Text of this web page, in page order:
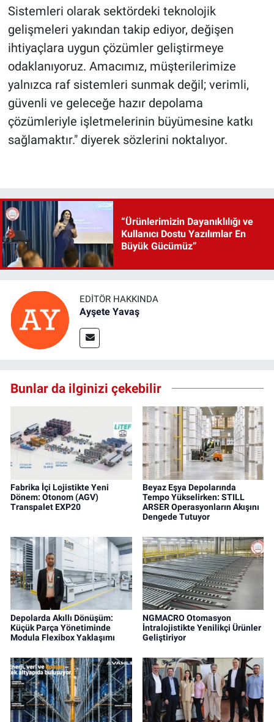
Sistemleri olarak sektördeki teknolojik
gelişmeleri yakından takip ediyor, değişen
ihtiyaçlara uygun çözümler geliştirmeye
odaklanıyoruz. Amacımız, müşterilerimize
yalnızca raf sistemleri sunmak değil; verimli,
güvenli ve geleceğe hazır depolama
çözümleriyle işletmelerinin büyümesine katkı
sağlamaktır." diyerek sözlerini noktalıyor.
“Ürünlerimizin Dayanıklılığı ve
Kullanıcı Dostu Yazılımlar En
Büyük Gücümüz”
EDITÖR HAKKINDA
Ayşete Yavaş
Bunlar da ilginizi çekebilir
Fabrika İçi Lojistikte Yeni
Dönem: Otonom (AGV)
Transpalet EXP20
Beyaz Eşya Depolarında
Tempo Yükselirken: STILL
ARSER Operasyonların Akışını
Dengede Tutuyor
Depolarda Akıllı Dönüşüm:
Küçük Parça Yönetiminde
Modula Flexibox Yaklaşımı
NGMACRO Otomasyon
İntralojistikte Yenilikçi Ürünler
Geliştiriyor